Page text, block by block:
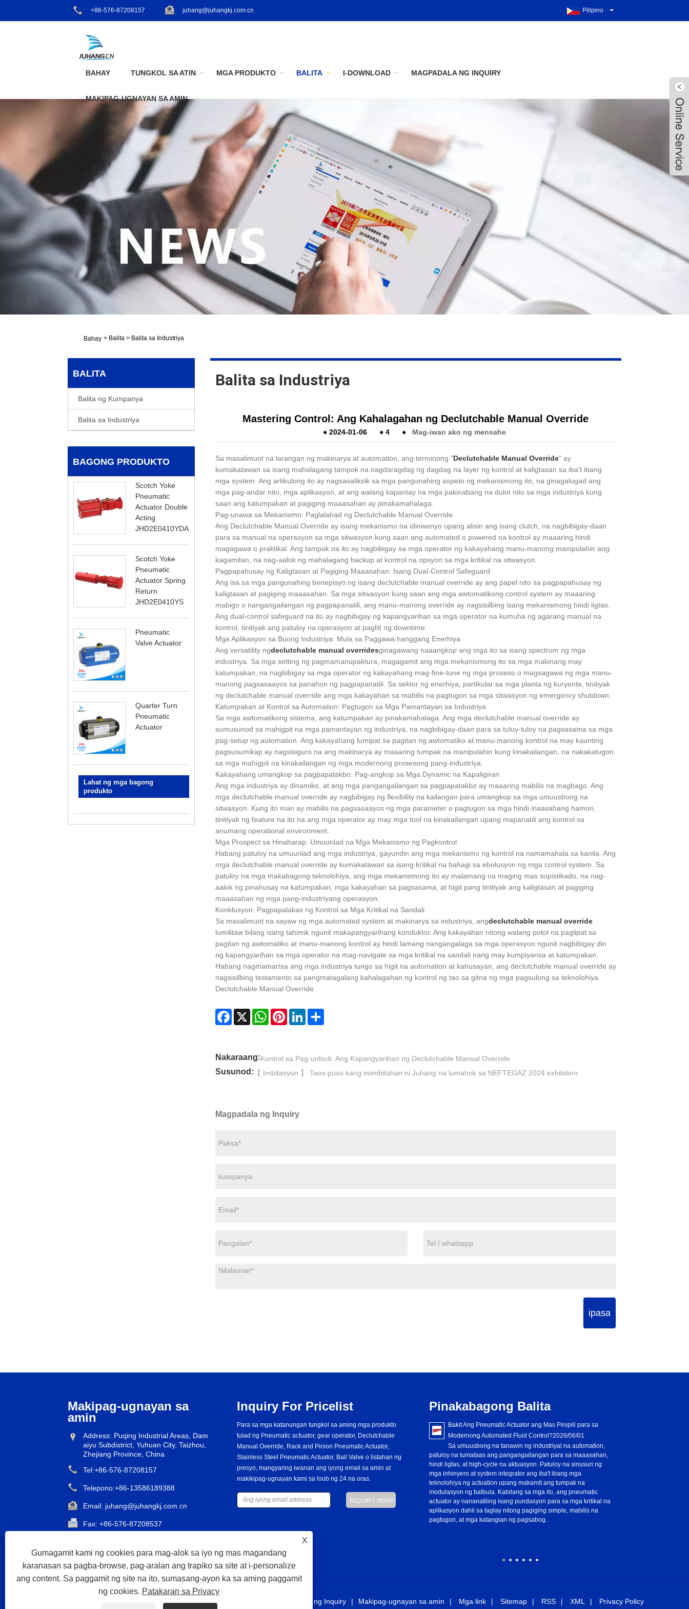
+86-576-87208157 juhang@juhangkj.com.cn Pilipino
BAHAY TUNGKOL SA ATIN MGA PRODUKTO BALITA I-DOWNLOAD MAGPADALA NG INQUIRY
MAKIPAG-UGNAYAN SA AMIN
Bahay > Balita > Balita sa Industriya
BALITA
Balita ng Kumpanya
Balita sa Industriya
BAGONG PRODUKTO
Scotch Yoke
Pneumatic
Actuator Double
Acting
JHD2E0410YDA
Scotch Yoke
Pneumatic
Actuator Spring
Return
JHD2E0410YS
Pneumatic
Valve Actuator
Quarter Turn
Pneumatic
Actuator
Lahat ng mga bagong
produkto
Balita sa Industriya
Mastering Control: Ang Kahalagahan ng Declutchable Manual Override
●2024-01-06 ●4 ● Mag-iwan ako ng mensahe
Sa masalimuot na larangan ng makinarya at automation, ang terminong "Declutchable Manual Override" ay
kumakatawan sa isang mahalagang tampok na nagdaragdag ng dagdag na layer ng kontrol at kaligtasan sa iba't ibang
mga system. Ang artikulong ito ay nagsasaliksik sa mga pangunahing aspeto ng mekanismong ito, na ginagalugad ang
mga pag-andar nito, mga aplikasyon, at ang walang kapantay na mga pakinabang na dulot nito sa mga industriya kung
saan ang katumpakan at pagiging maaasahan ay pinakamahalaga.
Pag-unawa sa Mekanismo: Paglalahad ng Declutchable Manual Override
Ang Declutchable Manual Override ay isang mekanismo na idinisenyo upang alisin ang isang clutch, na nagbibigay-daan
para sa manual na operasyon sa mga sitwasyon kung saan ang automated o powered na kontrol ay maaaring hindi
magagawa o praktikal. Ang tampok na ito ay nagbibigay sa mga operator ng kakayahang manu-manong manipulahin ang
kagamitan, na nag-aalok ng mahalagang backup at kontrol na opsyon sa mga kritikal na sitwasyon.
Pagpapahusay ng Kaligtasan at Pagiging Maaasahan: Isang Dual-Control Safeguard
Ang isa sa mga pangunahing benepisyo ng isang declutchable manual override ay ang papel nito sa pagpapahusay ng
kaligtasan at pagiging maaasahan. Sa mga sitwasyon kung saan ang mga awtomatikong control system ay maaaring
mabigo o nangangailangan ng pagpapanatili, ang manu-manong override ay nagsisilbing isang mekanismong hindi ligtas.
Ang dual-control safeguard na ito ay nagbibigay ng kapangyarihan sa mga operator na kumuha ng agarang manual na
kontrol, tinitiyak ang patuloy na operasyon at pagliit ng downtime.
Mga Aplikasyon sa Buong Industriya: Mula sa Paggawa hanggang Enerhiya
Ang versatility ngdeclutchable manual overridesginagawang naaangkop ang mga ito sa isang spectrum ng mga
industriya. Sa mga setting ng pagmamanupaktura, magagamit ang mga mekanismong ito sa mga makinang may
katumpakan, na nagbibigay sa mga operator ng kakayahang mag-fine-tune ng mga proseso o magsagawa ng mga manu-
manong pagsasaayos sa panahon ng pagpapanatili. Sa sektor ng enerhiya, partikular sa mga planta ng kuryente, tinitiyak
ng declutchable manual override ang mga kakayahan sa mabilis na pagtugon sa mga sitwasyon ng emergency shutdown.
Katumpakan at Kontrol sa Automation: Pagtugon sa Mga Pamantayan sa Industriya
Sa mga awtomatikong sistema, ang katumpakan ay pinakamahalaga. Ang mga declutchable manual override ay
sumusunod sa mahigpit na mga pamantayan ng industriya, na nagbibigay-daan para sa tuluy-tuloy na pagsasama sa mga
pag-setup ng automation. Ang kakayahang lumipat sa pagitan ng awtomatiko at manu-manong kontrol na may kaunting
pagsusumikap ay nagsisiguro na ang makinarya ay maaaring tumpak na manipulahin kung kinakailangan, na nakakatugon
sa mga mahigpit na kinakailangan ng mga modernong prosesong pang-industriya.
Kakayahang umangkop sa pagpapatakbo: Pag-angkop sa Mga Dynamic na Kapaligiran
Ang mga industriya ay dinamiko, at ang mga pangangailangan sa pagpapatakbo ay maaaring mabilis na magbago. Ang
mga declutchable manual override ay nagbibigay ng flexibility na kailangan para umangkop sa mga umuusbong na
sitwasyon. Kung ito man ay mabilis na pagsasaayos ng mga parameter o pagtugon sa mga hindi inaasahang hamon,
tinitiyak ng feature na ito na ang mga operator ay may mga tool na kinakailangan upang mapanatili ang kontrol sa
anumang operational environment.
Mga Prospect sa Hinaharap: Umuunlad na Mga Mekanismo ng Pagkontrol
Habang patuloy na umuunlad ang mga industriya, gayundin ang mga mekanismo ng kontrol na namamahala sa kanila. Ang
mga declutchable manual override ay kumakatawan sa isang kritikal na bahagi sa ebolusyon ng mga control system. Sa
patuloy na mga makabagong teknolohiya, ang mga mekanismong ito ay malamang na maging mas sopistikado, na nag-
aalok ng pinahusay na katumpakan, mga kakayahan sa pagsasama, at higit pang tinitiyak ang kaligtasan at pagiging
maaasahan ng mga pang-industriyang operasyon.
Konklusyon: Pagpapalakas ng Kontrol sa Mga Kritikal na Sandali
Sa masalimuot na sayaw ng mga automated system at makinarya sa industriya, angdeclutchable manual override
lumilitaw bilang isang tahimik ngunit makapangyarihang konduktor. Ang kakayahan nitong walang putol na paglipat sa
pagitan ng awtomatiko at manu-manong kontrol ay hindi lamang nangangalaga sa mga operasyon ngunit nagbibigay din
ng kapangyarihan sa mga operator na mag-navigate sa mga kritikal na sandali nang may kumpiyansa at katumpakan.
Habang nagmamartsa ang mga industriya tungo sa higit na automation at kahusayan, ang declutchable manual override ay
nagsisilbing testamento sa pangmatagalang kahalagahan ng kontrol ng tao sa gitna ng mga pagsulong sa teknolohiya.
Declutchable Manual Override
Facebook
X WhatsAppPinterestLinkedInShare
Nakaraang:Kontrol sa Pag-unlock: Ang Kapangyarihan ng Declutchable Manual Override
Susunod: 【 Imbitasyon 】 Taos-puso kang iniimbitahan ni Juhang na lumahok sa NEFTEGAZ 2024 exhibition
Magpadala ng Inquiry
ipasa
Makipag-ugnayan sa
amin
Address: Puqing Industrial Areas, Dam
aiyu Subdistrict, Yuhuan City, Taizhou,
Zhejiang Province, China
Tel:+86-576-87208157
Telepono:+86-13586189388
Email: juhang@juhangkj.com.cn
Fax: +86-576-87208537
Inquiry For Pricelist
Para sa mga katanungan tungkol sa aming mga produkto
tulad ng Pneumatic actuator, gear operator, Declutchable
Manual Override, Rack and Pinion Pneumatic Actuator,
Stainless Steel Pneumatic Actuator, Ball Valve o listahan ng
presyo, mangyaring iwanan ang iyong email sa amin at
makikipag-ugnayan kami sa loob ng 24 na oras.
Pinakabagong Balita
Ano ang Clutch Type Actuator?2024/08/24
Ang clutch type actuator ay isang device na ginagamit
upang kontrolin ang pagpapatakbo ng isang clutch.
Tumatanggap ito ng mga senyales o utos upang himukin ang
clutch upang makasali o kumalas, sa gayon ay nagpapadala o
nakakaabala ng kapangyarihan. Ang mga clutch type actuator ay
may mahalagang papel sa iba't ibang sistema ng makina at
ang tumpak na kontrol sa paghahatid ng kuryente.
Bakit Ang Pneumatic Actuator ang Mas Pinipili para sa
Modernong Automated Fluid Control?2026/06/01
Sa umuusbong na tanawin ng industriyal na automation,
patuloy na tumataas ang pangangailangan para sa maaasahan,
hindi ligtas, at high-cycle na aktuasyon. Patuloy na sinusuri ng
mga inhinyero at system integrator ang iba't ibang mga
teknolohiya ng actuation upang makamit ang tumpak na
modulasyon ng balbula. Kabilang sa mga ito, ang pneumatic
actuator ay nananatiling isang pundasyon para sa mga kritikal na
aplikasyon dahil sa taglay nitong pagiging simple, mabilis na
pagtugon, at mga katangian ng pagsabog.
Mga produkto Balita Magpadala ng Inquiry Makipag-ugnayan sa amin Mga link Sitemap RSS XML Privacy Policy
X
Gumagamit kami ng cookies para mag-alok sa iyo ng mas magandang
karanasan sa pagba-browse, pag-aralan ang trapiko sa site at i-personalize
ang content. Sa paggamit ng site na ito, sumasang-ayon ka sa aming paggamit
ng cookies. Patakaran sa Privacy